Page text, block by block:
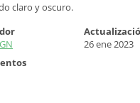
claro y oscuro.
26 ene 2023